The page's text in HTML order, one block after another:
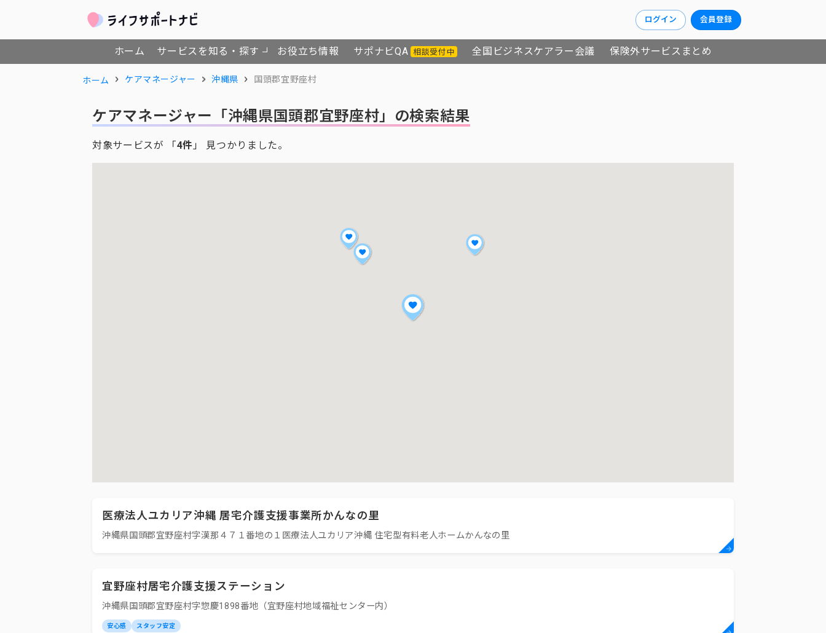
ログイン 会員登録
ホーム サービスを知る・探す お役立ち情報 サポナビQA 相談受付中 全国ビジネスケアラー会議 保険外サービスまとめ
ホーム ケアマネージャー 沖縄県 国頭郡宜野座村
ケアマネージャー 「沖縄県国頭郡宜野座村」の検索結果
対象サービスが 「4件 」 見つかりました。
医療法人ユカリア沖縄 居宅介護支援事業所かんなの里
沖縄県国頭郡宜野座村字漢那４７１番地の１医療法人ユカリア沖縄 住宅型有料老人ホームかんなの里
宜野座村居宅介護支援ステーション
沖縄県国頭郡宜野座村字惣慶1898番地（宜野座村地域福祉センター内）
安心感 スタッフ安定